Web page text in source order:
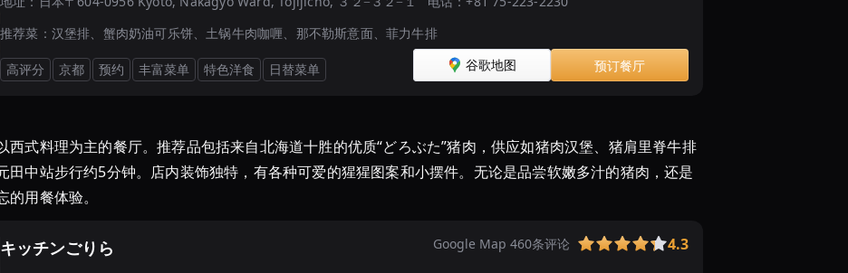
推荐菜： 汉堡排、蟹肉奶油可乐饼、土锅牛肉咖喱、那不勒斯意面、菲力牛排
高评分 京都 预约 丰富菜单 特色洋食 日替菜单 谷歌地图 预订餐厅
西式料理为主的餐厅。推荐品包括来自北海道十胜的优质“どろぶた”猪肉，供应如猪肉汉堡、猪肩里脊牛排
田中站步行约5分钟。店内装饰独特，有各种可爱的猩猩图案和小摆件。无论是品尝软嫩多汁的猪肉，还是
用餐体验。
キッチンごりら Google Map 460条评论 4.3